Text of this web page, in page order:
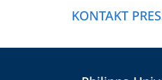
KONTAKT